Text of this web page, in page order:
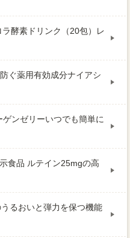
酵素ドリンク（20包）レ
ぐ薬用有効成分ナイアシ
ンゼリーいつでも簡単に
食品 ルテイン25mgの高
るおいと弾力を保つ機能